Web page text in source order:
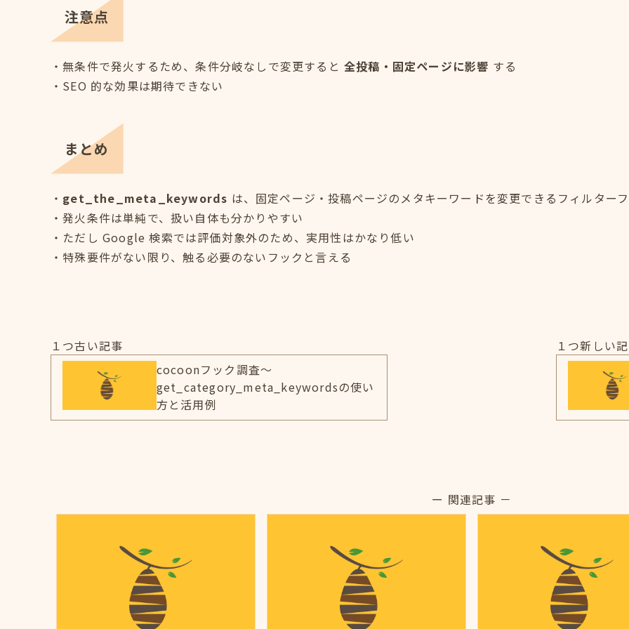
注意点
・無条件で発火するため、条件分岐なしで変更すると全投稿・固定ページに影響 する
・SEO 的な効果は期待できない
まとめ
・ get_the_meta_keywords は、固定ページ・投稿ページのメタキーワードを変更できるフィルター
・発火条件は単純で、扱い自体も分かりやすい
・ただし Google 検索では評価対象外のため、実用性はかなり低い
・特殊要件がない限り、触る必要のないフックと言える
１つ古い記事
cocoonフック調査～
get_category_meta_keywordsの使い
方と活用例
１つ新しい
ー 関連記事 －